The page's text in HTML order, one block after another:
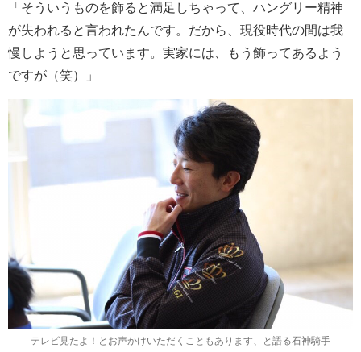
「そういうものを飾ると満足しちゃって、ハングリー精神
が失われると言われたんです。だから、現役時代の間は我
慢しようと思っています。実家には、もう飾ってあるよう
ですが（笑）」
テレビ見たよ！とお声かけいただくこともあります、と語る石神騎手